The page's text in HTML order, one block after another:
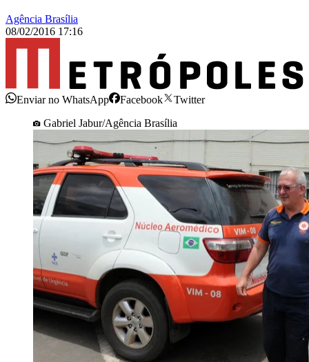
Agência Brasília
08/02/2016 17:16
Enviar no WhatsApp Facebook
Twitter
Gabriel Jabur/Agência Brasília